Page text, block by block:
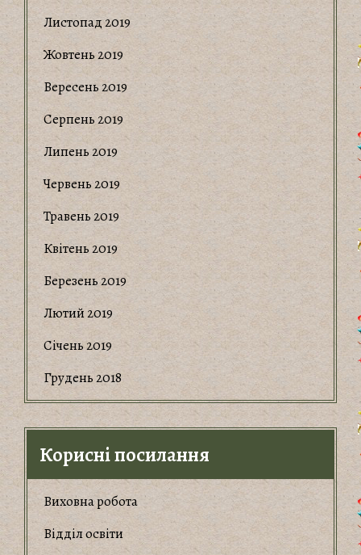
Листопад 2019
Жовтень 2019
Вересень 2019
Серпень 2019
Липень 2019
Червень 2019
Травень 2019
Квітень 2019
Березень 2019
Лютий 2019
Січень 2019
Грудень 2018
Корисні посилання
Виховна робота
Відділ освіти